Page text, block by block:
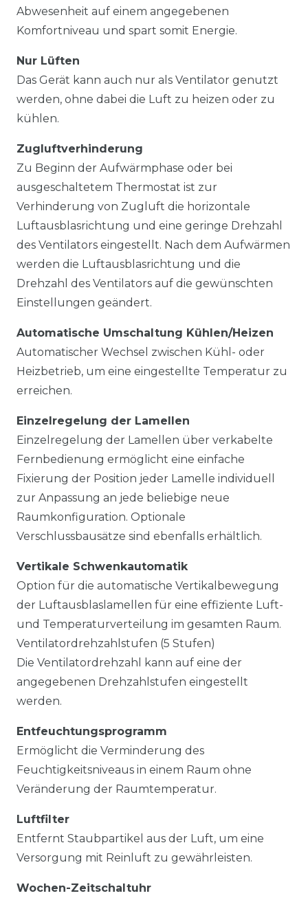
Abwesenheit auf einem angegebenen
Komfortniveau und spart somit Energie.
Nur Lüften
Das Gerät kann auch nur als Ventilator genutzt
werden, ohne dabei die Luft zu heizen oder zu
kühlen.
Zugluftverhinderung
Zu Beginn der Aufwärmphase oder bei
ausgeschaltetem Thermostat ist zur
Verhinderung von Zugluft die horizontale
Luftausblasrichtung und eine geringe Drehzahl
des Ventilators eingestellt. Nach dem Aufwärmen
werden die Luftausblasrichtung und die
Drehzahl des Ventilators auf die gewünschten
Einstellungen geändert.
Automatische Umschaltung Kühlen/Heizen
Automatischer Wechsel zwischen Kühl- oder
Heizbetrieb, um eine eingestellte Temperatur zu
erreichen.
Einzelregelung der Lamellen
Einzelregelung der Lamellen über verkabelte
Fernbedienung ermöglicht eine einfache
Fixierung der Position jeder Lamelle individuell
zur Anpassung an jede beliebige neue
Raumkonfiguration. Optionale
Verschlussbausätze sind ebenfalls erhältlich.
Vertikale Schwenkautomatik
Option für die automatische Vertikalbewegung
der Luftausblaslamellen für eine effiziente Luft-
und Temperaturverteilung im gesamten Raum.
Ventilatordrehzahlstufen (5 Stufen)
Die Ventilatordrehzahl kann auf eine der
angegebenen Drehzahlstufen eingestellt
werden.
Entfeuchtungsprogramm
Ermöglicht die Verminderung des
Feuchtigkeitsniveaus in einem Raum ohne
Veränderung der Raumtemperatur.
Luftfilter
Entfernt Staubpartikel aus der Luft, um eine
Versorgung mit Reinluft zu gewährleisten.
Wochen-Zeitschaltuhr